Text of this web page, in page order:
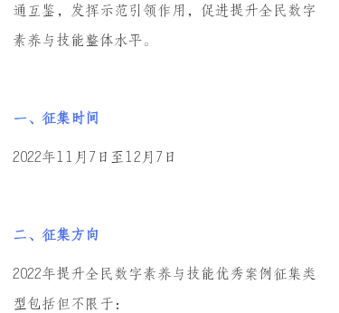
通互鉴，发挥示范引领作用，促进提升全民数字
素养与技能整体水平。
一、征集时间
2022年11月7日至12月7日
二、征集方向
2022年提升全民数字素养与技能优秀案例征集类
型包括但不限于：